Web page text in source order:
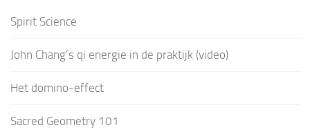
Spirit Science
John Chang’s qi energie in de praktijk (video)
Het domino-effect
Sacred Geometry 101